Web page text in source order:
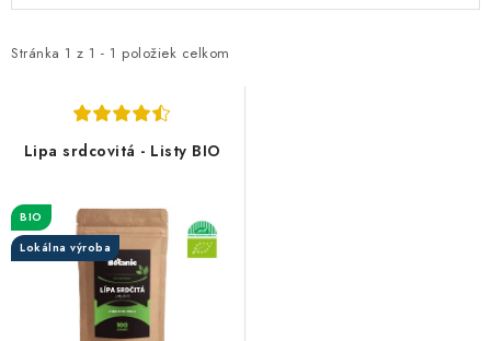
i
d
u
k
Stránka 1 z 1 - 1 položiek celkom
e
e
r
o
d
Lipa srdcovitá - Listy BIO
BIO
Lokálna výroba